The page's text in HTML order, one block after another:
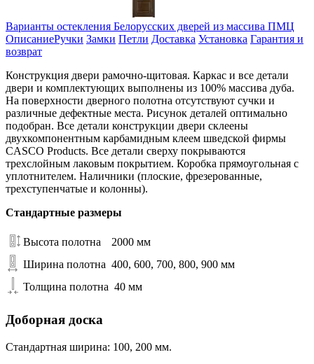
Варианты остекления Белорусских дверей из массива ПМЦ
ОписаниеРучки Замки Петли Доставка Установка Гарантия и
возврат
Конструкция двери рамочно-щитовая. Каркас и все детали
двери и комплектующих выполнены из 100% массива дуба.
На поверхности дверного полотна отсутствуют сучки и
различные дефектные места. Рисунок деталей оптимально
подобран. Все детали конструкции двери склеены
двухкомпонентным карбамидным клеем шведской фирмы
CASCO Products. Все детали сверху покрываются
трехслойным лаковым покрытием. Коробка прямоугольная с
уплотнителем. Наличники (плоские, фрезерованные,
трехступенчатые и колонны).
Стандартные размеры
Высота полотна
2000 мм
Ширина полотна 400, 600, 700, 800, 900 мм
Толщина полотна 40 мм
Доборная доска
Стандартная ширина: 100, 200 мм.